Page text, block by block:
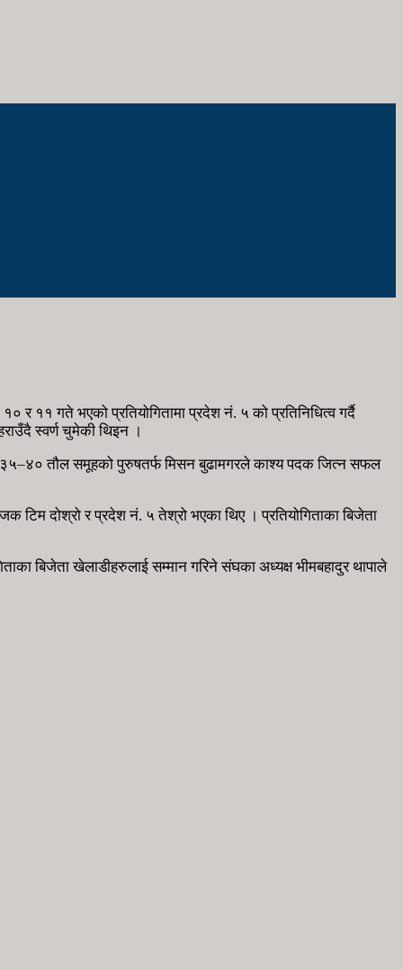
११ गते भएको प्रतियोगितामा प्रदेश नं. ५ को प्रतिनिधित्व गर्दै
स्वर्ण चुमेकी थिइन ।
३५–४० तौल समूहको पुरुषतर्फ मिसन बुढामगरले काश्य पदक जित्न सफल
टिम दोश्रो र प्रदेश नं. ५ तेश्रो भएका थिए । प्रतियोगिताका बिजेता
बिजेता खेलाडीहरुलाई सम्मान गरिने संघका अध्यक्ष भीमबहादुर थापाले